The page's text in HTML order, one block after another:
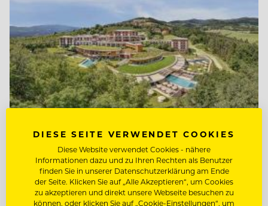
TOP ARBEITGEBER
Retter Bio-Natur-Resort
DIESE SEITE VERWENDET COOKIES
Diese Website verwendet Cookies - nähere
Informationen dazu und zu Ihren Rechten als Benutzer
finden Sie in unserer Datenschutzerklärung am Ende
der Seite. Klicken Sie auf „Alle Akzeptieren“, um Cookies
zu akzeptieren und direkt unsere Webseite besuchen zu
können, oder klicken Sie auf „Cookie-Einstellungen“, um